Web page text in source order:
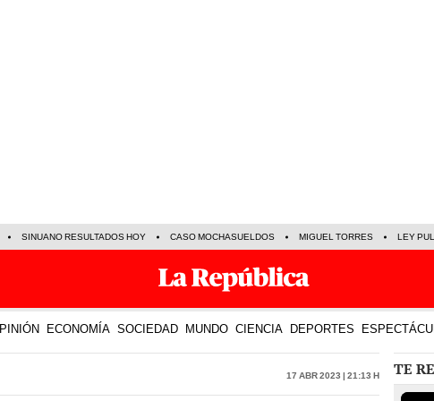
SINUANO RESULTADOS HOY CASO MOCHASUELDOS MIGUEL TORRES LEY
ECONOMÍA SOCIEDAD MUNDO CIENCIA DEPORTES
17 Abr 2023 | 21:13 h TE